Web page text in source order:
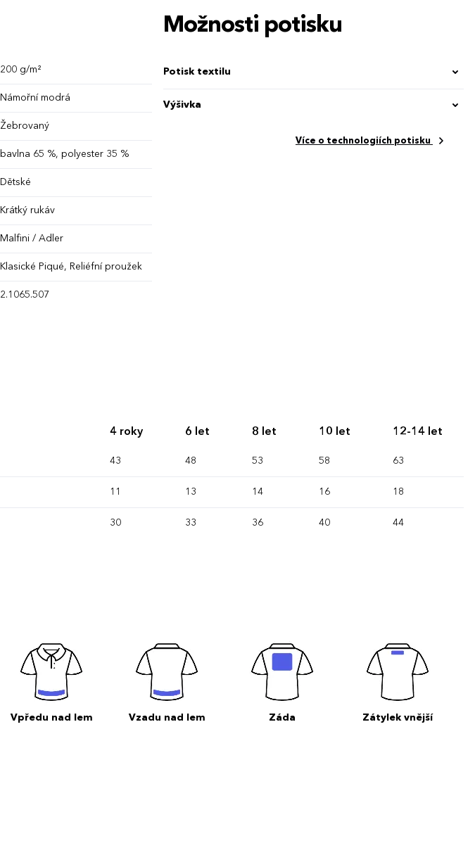
200 g/m²
Námořní modrá
Žebrovaný
bavlna 65 %, polyester 35 %
Dětské
Krátký rukáv
Malfini / Adler
Klasické Piqué, Reliéfní proužek
2.1065.507
Možnosti potisku
Potisk textilu
Výšivka
Více o technologiích potisku
4 roky 6 let 8 let 10 let 12-14 let
43 48 53 58 63
11 13 14 16 18
30 33 36 40 44
Vpředu nad lem Vzadu nad lem Záda Zátylek vnější